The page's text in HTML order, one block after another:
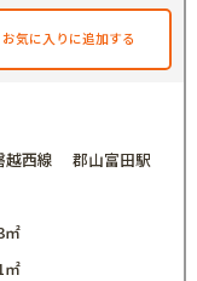
お気に入りに追加する
越西線 郡山富田駅
㎡
㎡